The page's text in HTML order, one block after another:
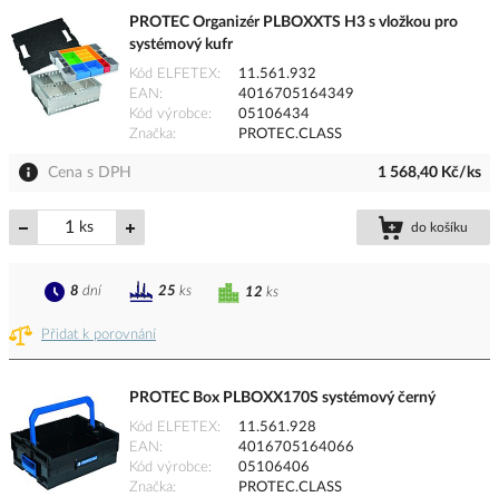
PROTEC Organizér PLBOXXTS H3 s vložkou pro
systémový kufr
Kód ELFETEX
11.561.932
EAN
4016705164349
Kód výrobce
05106434
Značka
PROTEC.CLASS
Cena s DPH 1 568,40 Kč/ks
ks do košíku
Přidat k porovnání
12 ks
8 dní 25 ks
PROTEC Box PLBOXX170S systémový černý
Kód ELFETEX
11.561.928
EAN
4016705164066
Kód výrobce
05106406
Značka
PROTEC.CLASS